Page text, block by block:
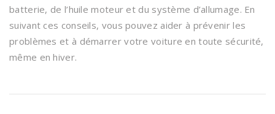
batterie, de l’huile moteur et du système d’allumage. En
suivant ces conseils, vous pouvez aider à prévenir les
problèmes et à démarrer votre voiture en toute sécurité,
même en hiver.